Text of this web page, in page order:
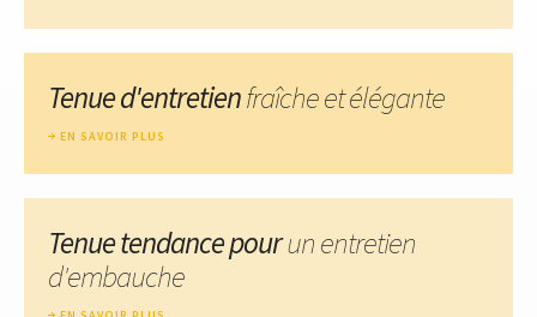
Tenue d'entretienfraîche et élégante
EN SAVOIR PLUS
Tenue tendance pourun entretien
d'embauche